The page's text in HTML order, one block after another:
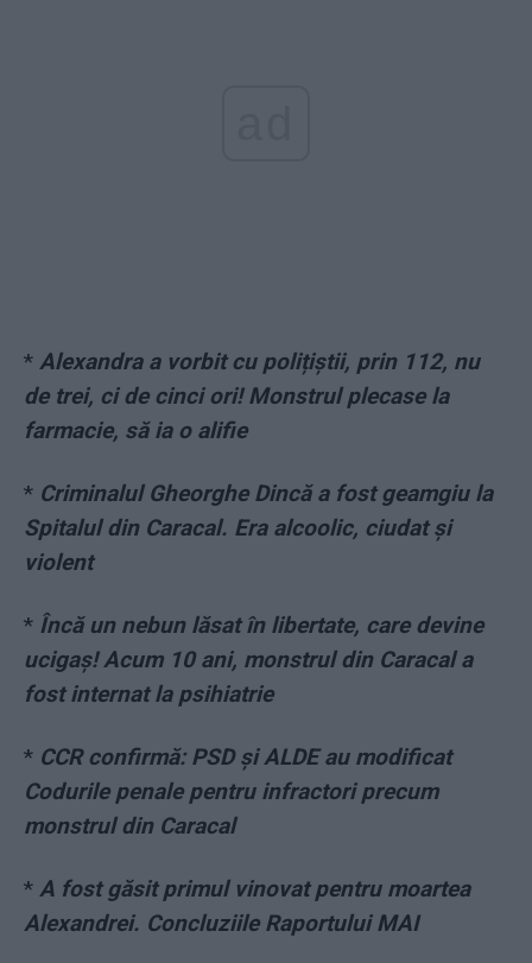
* Alexandra a vorbit cu polițiștii, prin 112, nu
de trei, ci de cinci ori! Monstrul plecase la
farmacie, să ia o alifie
* Criminalul Gheorghe Dincă a fost geamgiu la
Spitalul din Caracal. Era alcoolic, ciudat și
violent
* Încă un nebun lăsat în libertate, care devine
ucigaș! Acum 10 ani, monstrul din Caracal a
fost internat la psihiatrie
* CCR confirmă: PSD și ALDE au modificat
Codurile penale pentru infractori precum
monstrul din Caracal
* A fost găsit primul vinovat pentru moartea
Alexandrei. Concluziile Raportului MAI